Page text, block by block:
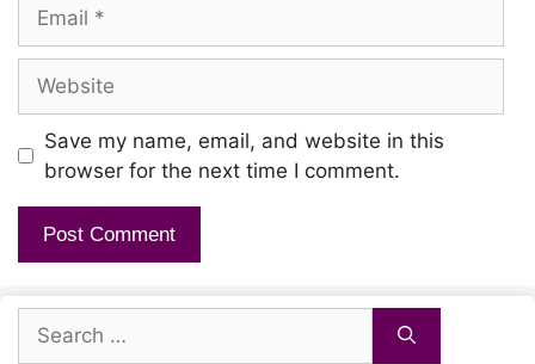
Thenaazhiyil neeraadudhae
Manamae
Oh poovaliyil nee thooka vaa
Dhinamae
Kaadhal kanavae
Thalli pogaadhae pogaadhae..
Save my name, email, and website in this
browser for the next time I comment.
for: